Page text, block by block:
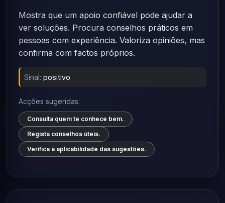
Mostra que um apoio confiável pode ajudar a
ver soluções. Procura conselhos práticos em
pessoas com experiência. Valoriza opiniões, mas
confirma com factos próprios.
Sinal: positivo
Acções sugeridas:
Consulta quem te conhece bem.
Regista conselhos úteis.
Verifica a aplicabilidade das sugestões.